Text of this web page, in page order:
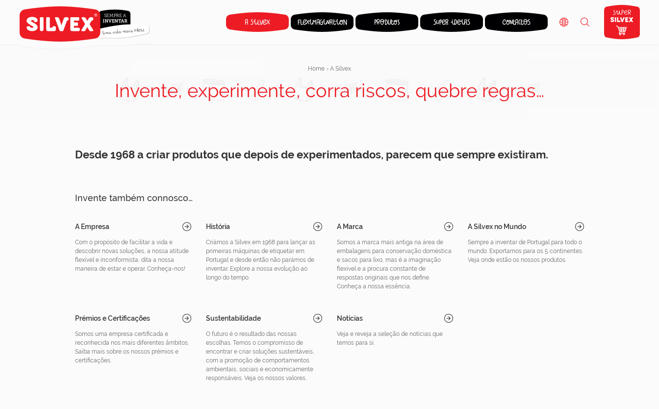
Home › A Silvex
Invente, experimente, corra riscos, quebre regras…
Desde 1968 a criar produtos que depois de experimentados, parecem que sempre existiram.
Invente também connosco…
A Empresa
Com o propósito de facilitar a vida e
descobrir novas soluções, a nossa atitude
flexível e inconformista, dita a nossa
maneira de estar e operar. Conheça-nos!
História
Criámos a Silvex em 1968 para lançar as
primeiras máquinas de etiquetar em
Portugal e desde então não parámos de
inventar. Explore a nossa evolução ao
longo do tempo.
A Marca
Somos a marca mais antiga na área de
embalagens para conservação doméstica
e sacos para lixo, mas é a imaginação
flexível e a procura constante de
respostas originais que nos define.
Conheça a nossa essência.
A Silvex no Mundo
Sempre a inventar de Portugal para todo o
mundo. Exportamos para os 5 continentes.
Veja onde estão os nossos produtos.
Prémios e Certificações
Somos uma empresa certificada e
reconhecida nos mais diferentes âmbitos.
Saiba mais sobre os nossos prémios e
certificações.
Sustentabilidade
O futuro é o resultado das nossas
escolhas. Temos o compromisso de
encontrar e criar soluções sustentáveis,
com a promoção de comportamentos
ambientais, sociais e economicamente
responsáveis. Veja os nossos valores.
Notícias
Veja e reveja a seleção de notícias que
temos para si.